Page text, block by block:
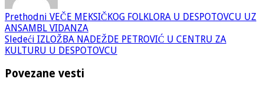
Prethodni VEČE MEKSIČKOG FOLKLORA U DESPOTOVCU UZ
ANSAMBL VIDANZA
Sledeći IZLOŽBA NADEŽDE PETROVIĆ U CENTRU ZA
KULTURU U DESPOTOVCU
Povezane vesti